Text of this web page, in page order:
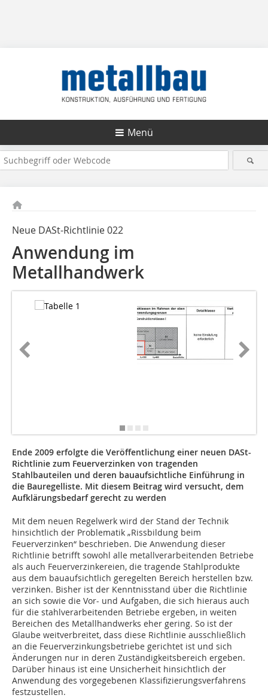
Menü
Neue DASt-Richtlinie 022
Anwendung im
Metallhandwerk
Ende 2009 erfolgte die Veröffentlichung einer neuen DASt-
Richtlinie zum Feuerverzinken von tragenden
Stahlbauteilen und deren bauaufsichtliche Einführung in
die Bauregelliste. Mit diesem Beitrag wird versucht, dem
Aufklärungsbedarf gerecht zu werden
Mit dem neuen Regelwerk wird der Stand der Technik
hinsichtlich der Problematik „Rissbildung beim
Feuerverzinken“ beschrieben. Die Anwendung dieser
Richtlinie betrifft sowohl alle metallverarbeitenden Betriebe
als auch Feuerverzinkereien, die tragende Stahlprodukte
aus dem bauaufsichtlich geregelten Bereich herstellen bzw.
verzinken. Bisher ist der Kenntnisstand über die Richtlinie
an sich sowie die Vor- und Aufgaben, die sich hieraus auch
für die stahlverarbeitenden Betriebe ergeben, in weiten
Bereichen des Metallhandwerks eher gering. So ist der
Glaube weitverbreitet, dass diese Richtlinie ausschließlich
an die Feuerverzinkungsbetriebe gerichtet ist und sich
Änderungen nur in deren Zuständigkeitsbereich ergeben.
Darüber hinaus ist eine Unsicherheit hinsichtlich der
Anwendung des vorgegebenen Klassifizierungsverfahrens
festzustellen.